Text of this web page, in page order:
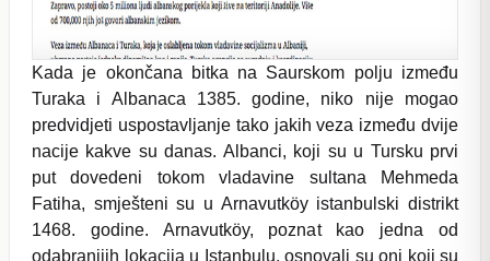
Kada je okončana bitka na Saurskom polju između
Turaka i Albanaca 1385. godine, niko nije mogao
predvidjeti uspostavljanje tako jakih veza između dvije
nacije kakve su danas. Albanci, koji su u Tursku prvi
put dovedeni tokom vladavine sultana Mehmeda
Fatiha, smješteni su u Arnavutköy istanbulski distrikt
1468. godine. Arnavutköy, poznat kao jedna od
odabranijih lokacija u Istanbulu, osnovali su oni koji su